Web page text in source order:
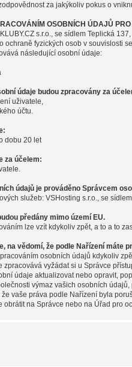
za jakýkoliv pokus o
OSOBNÍCH ÚDAJŮ
s.r.o., se sídlem Teplická
ochraně fyzických osob v souvislosti
následující osobní údaje:
údaje budou zpracovány za
uživatele,
účtu.
dobu 20 let
za účelem:
údajů je prováděno Správcem
služeb: VSHosting s.r.o., se
předány mimo území EU.
lze vzít kdykoliv zpět, a to a to
na vědomí, že podle Nařízení máte
osobních údajů kdykoliv
zpracovává vyžádat si u Správce
údaje aktualizovat nebo opravit,
výmaz vašich osobních
že vaše práva podle Nařízení byla
obrátit na Správce nebo na Úřad pro